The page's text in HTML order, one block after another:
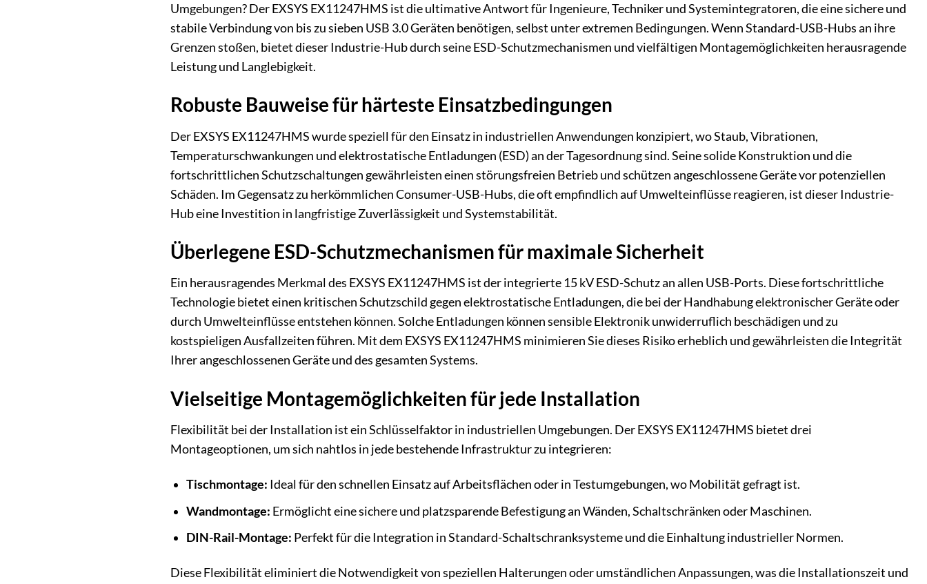
Umgebungen? Der EXSYS EX11247HMS ist die ultimative Antwort für Ingenieure, Techniker und Systemintegratoren, die eine sichere und
stabile Verbindung von bis zu sieben USB 3.0 Geräten benötigen, selbst unter extremen Bedingungen. Wenn Standard-USB-Hubs an ihre
Grenzen stoßen, bietet dieser Industrie-Hub durch seine ESD-Schutzmechanismen und vielfältigen Montagemöglichkeiten herausragende
Leistung und Langlebigkeit.
Robuste Bauweise für härteste Einsatzbedingungen
Der EXSYS EX11247HMS wurde speziell für den Einsatz in industriellen Anwendungen konzipiert, wo Staub, Vibrationen,
Temperaturschwankungen und elektrostatische Entladungen (ESD) an der Tagesordnung sind. Seine solide Konstruktion und die
fortschrittlichen Schutzschaltungen gewährleisten einen störungsfreien Betrieb und schützen angeschlossene Geräte vor potenziellen
Schäden. Im Gegensatz zu herkömmlichen Consumer-USB-Hubs, die oft empfindlich auf Umwelteinflüsse reagieren, ist dieser Industrie-
Hub eine Investition in langfristige Zuverlässigkeit und Systemstabilität.
Überlegene ESD-Schutzmechanismen für maximale Sicherheit
Ein herausragendes Merkmal des EXSYS EX11247HMS ist der integrierte 15 kV ESD-Schutz an allen USB-Ports. Diese fortschrittliche
Technologie bietet einen kritischen Schutzschild gegen elektrostatische Entladungen, die bei der Handhabung elektronischer Geräte oder
durch Umwelteinflüsse entstehen können. Solche Entladungen können sensible Elektronik unwiderruflich beschädigen und zu
kostspieligen Ausfallzeiten führen. Mit dem EXSYS EX11247HMS minimieren Sie dieses Risiko erheblich und gewährleisten die Integrität
Ihrer angeschlossenen Geräte und des gesamten Systems.
Vielseitige Montagemöglichkeiten für jede Installation
Flexibilität bei der Installation ist ein Schlüsselfaktor in industriellen Umgebungen. Der EXSYS EX11247HMS bietet drei
Montageoptionen, um sich nahtlos in jede bestehende Infrastruktur zu integrieren:
Tischmontage: Ideal für den schnellen Einsatz auf Arbeitsflächen oder in Testumgebungen, wo Mobilität gefragt ist.
Wandmontage: Ermöglicht eine sichere und platzsparende Befestigung an Wänden, Schaltschränken oder Maschinen.
DIN-Rail-Montage: Perfekt für die Integration in Standard-Schaltschranksysteme und die Einhaltung industrieller Normen.
Diese Flexibilität eliminiert die Notwendigkeit von speziellen Halterungen oder umständlichen Anpassungen, was die Installationszeit und